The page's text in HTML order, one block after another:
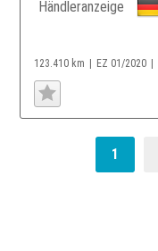
Händleranzeige
123.410 km EZ 01/2020
1